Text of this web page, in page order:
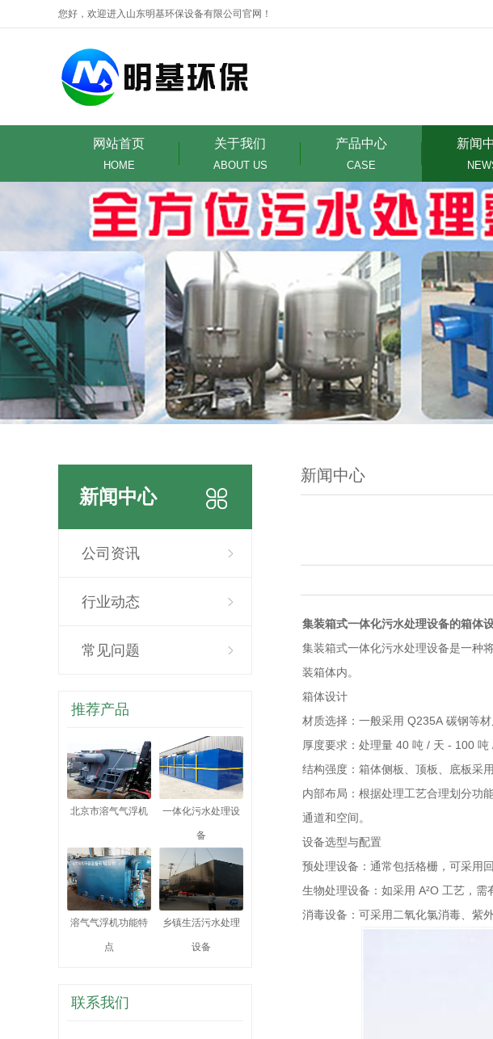
您好，欢迎进入山东明基环保设备有限公司官网！
网站首页
HOME
关于我们
ABOUT US
产品中心
CASE
新闻
新闻中心
公司资讯
行业动态
常见问题
推荐产品
北京市溶气气浮机 一体化污水处理设
备
溶气气浮机功能特
点
乡镇生活污水处理
设备
联系我们
新闻中心
集装箱式一体化污水处理设备的箱体
集装箱式一体化污水处理设备是一种
装箱体内。
箱体设计
材质选择：一般采用 Q235A 碳钢等
厚度要求：处理量 40 吨 / 天 - 100
结构强度：箱体侧板、顶板、底板采
内部布局：根据处理工艺合理划分功
通道和空间。
设备选型与配置
预处理设备：通常包括格栅，可采用
生物处理设备：如采用 A²O 工艺，
消毒设备：可采用二氧化氯消毒、紫